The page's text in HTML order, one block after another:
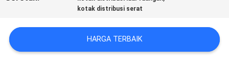
PRIVACY
POLICY
kotak distribusi serat
HARGA TERBAIK